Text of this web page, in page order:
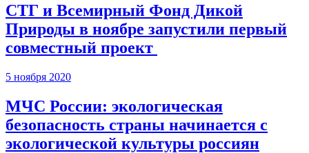
СТГ и Всемирный Фонд Дикой
Природы в ноябре запустили первый
совместный проект
5 ноября 2020
МЧС России: экологическая
безопасность страны начинается с
экологической культуры россиян